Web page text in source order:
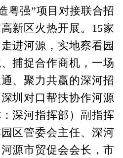
粤强”项目对接联合招
新区火热开展。15家
进河源，实地察看园
捕捉合作商机，一场
、聚力共赢的深河招
圳对口帮扶协作河源
深河指挥部）副指挥
区管委会主任、深河
源市贸促会会长，市